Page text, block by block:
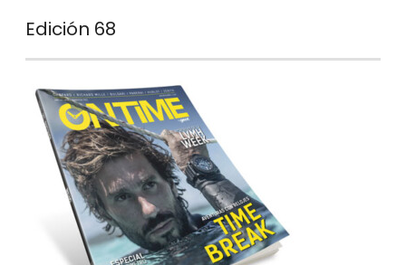
Edición 68